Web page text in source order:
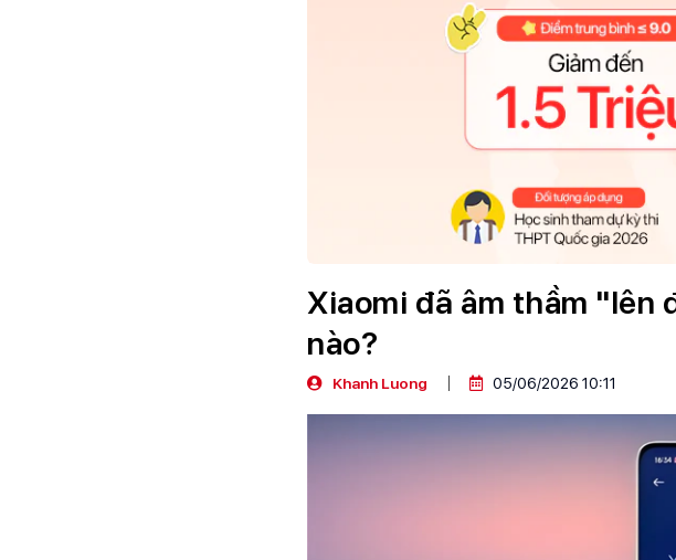
Xiaomi đã âm thầm "lên
nào?
Khanh Luong 05/06/2026 10:11